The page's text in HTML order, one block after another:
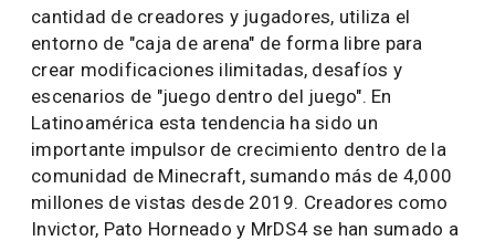
cantidad de creadores y jugadores, utiliza el
entorno de "caja de arena" de forma libre para
crear modificaciones ilimitadas, desafíos y
escenarios de "juego dentro del juego". En
Latinoamérica esta tendencia ha sido un
importante impulsor de crecimiento dentro de la
comunidad de Minecraft, sumando más de 4,000
millones de vistas desde 2019. Creadores como
Invictor, Pato Horneado y MrDS4 se han sumado a